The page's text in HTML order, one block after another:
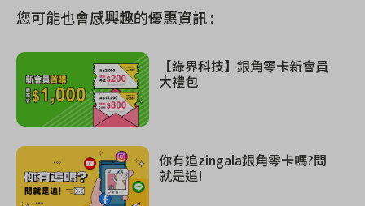
您可能也會感興趣的優惠資訊 :
【綠界科技】銀角零卡新會員
大禮包
你有追zingala銀角零卡嗎?問
就是追!